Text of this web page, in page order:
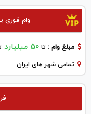
وام فوری
مبلغ وام : تا 50 میلیارد
تمامی شهر های ایران